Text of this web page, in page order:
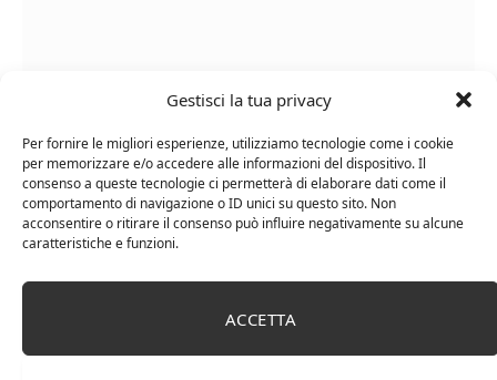
Gestisci la tua privacy
Per fornire le migliori esperienze, utilizziamo tecnologie come i cookie
per memorizzare e/o accedere alle informazioni del dispositivo. Il
consenso a queste tecnologie ci permetterà di elaborare dati come il
comportamento di navigazione o ID unici su questo sito. Non
acconsentire o ritirare il consenso può influire negativamente su alcune
caratteristiche e funzioni.
ACCETTA
Le Casematte – Faro (box 6 x 0,75l) Mr. Vino Rosso
PUBBLICITÀ
Ti occupi della produzione e vendita di vini, spumanti,
Hai un negozio specializzato nella vendita di questi